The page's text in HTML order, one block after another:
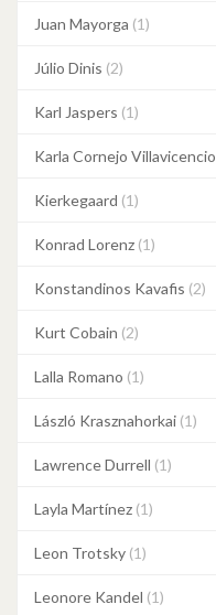
Juan Mayorga (1)
Júlio Dinis (2)
Karl Jaspers (1)
Karla Cornejo Villavicencio
Kierkegaard (1)
Konrad Lorenz (1)
Konstandinos Kavafis (2)
Kurt Cobain (2)
Lalla Romano (1)
László Krasznahorkai (1)
Lawrence Durrell (1)
Layla Martínez (1)
Leon Trotsky (1)
Leonore Kandel (1)